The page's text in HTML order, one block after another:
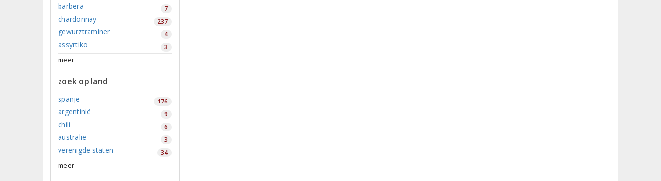
barbera 7
chardonnay 237
gewurztraminer 4
assyrtiko 3
meer
zoek op land
spanje 176
argentinië 9
chili 6
australië 3
verenigde staten 34
meer